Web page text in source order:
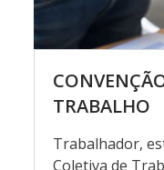
TRABALHO
Trabalhador,
Coletiva de